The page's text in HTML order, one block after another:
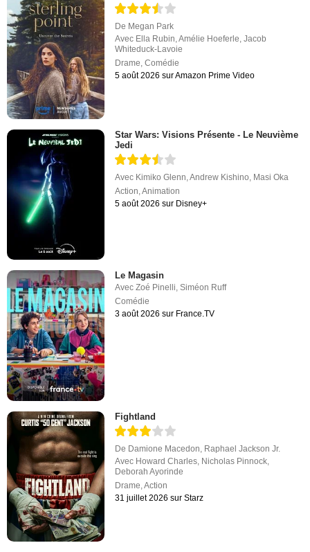
De Megan Park
Avec Ella Rubin ,Amélie Hoeferle ,Jacob
Whiteduck-Lavoie
Drame ,Comédie
5 août 2026 sur Amazon Prime Video
Star Wars: Visions Présente - Le Neuvième
Jedi
Avec Kimiko Glenn,Andrew Kishino, Masi Oka
Action,Animation
5 août 2026 sur Disney+
Le Magasin
AvecZoé Pinelli,Siméon Ruff
Comédie
3 août 2026 sur France.TV
Fightland
De Damione Macedon Raphael Jackson Jr.
Avec Howard Charles Nicholas Pinnock
Deborah Ayorinde
Drame ,Action
31 juillet 2026 sur Starz